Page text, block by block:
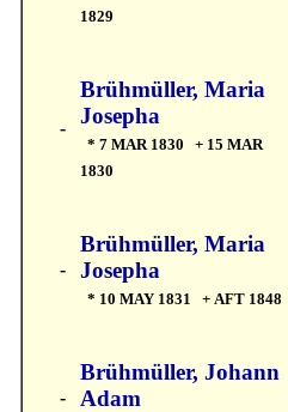
1829
-
Brühmüller, Maria
Josepha
* 7 MAR 1830 + 15 MAR
1830
-
Brühmüller, Maria
Josepha
* 10 MAY 1831 + AFT 1848
-
Brühmüller, Johann
Adam